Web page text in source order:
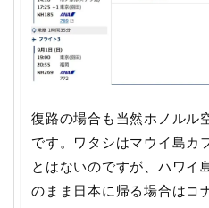
復路の場合も当然ホノルル
です。ワタシはマウイ島カ
とはないのですが、ハワイ
のまま日本に帰る場合はコ